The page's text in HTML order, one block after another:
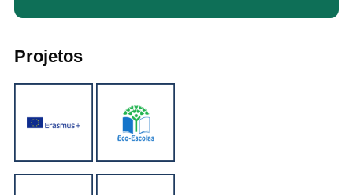
Projetos